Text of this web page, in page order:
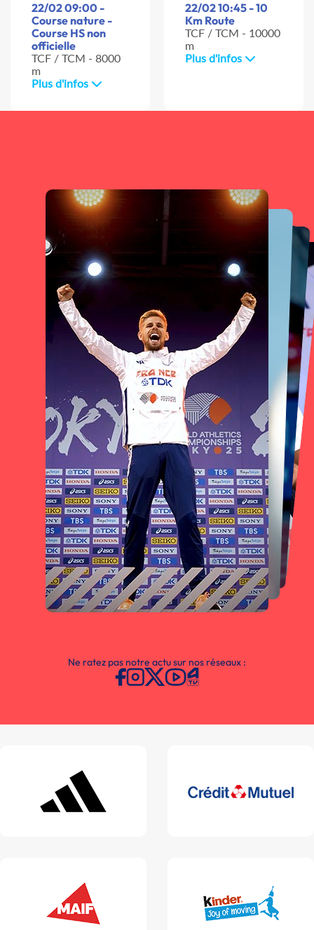
22/02 09:00 -
Course nature -
Course HS non
officielle
TCF / TCM - 8000
m
Plus d'infos
22/02 10:45 - 10
Km Route
TCF / TCM - 10000
m
Plus d'infos
Ne ratez pas notre actu sur nos réseaux :